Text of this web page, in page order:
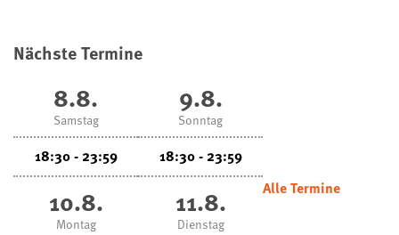
Nächste Termine
8.8.
Samstag
18:30 - 23:59
9.8.
Sonntag
18:30 - 23:59
10.8.
Montag
11.8.
Dienstag
Alle Termine